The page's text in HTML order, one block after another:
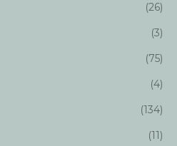
(26)
(3)
(75)
(4)
(134)
(11)